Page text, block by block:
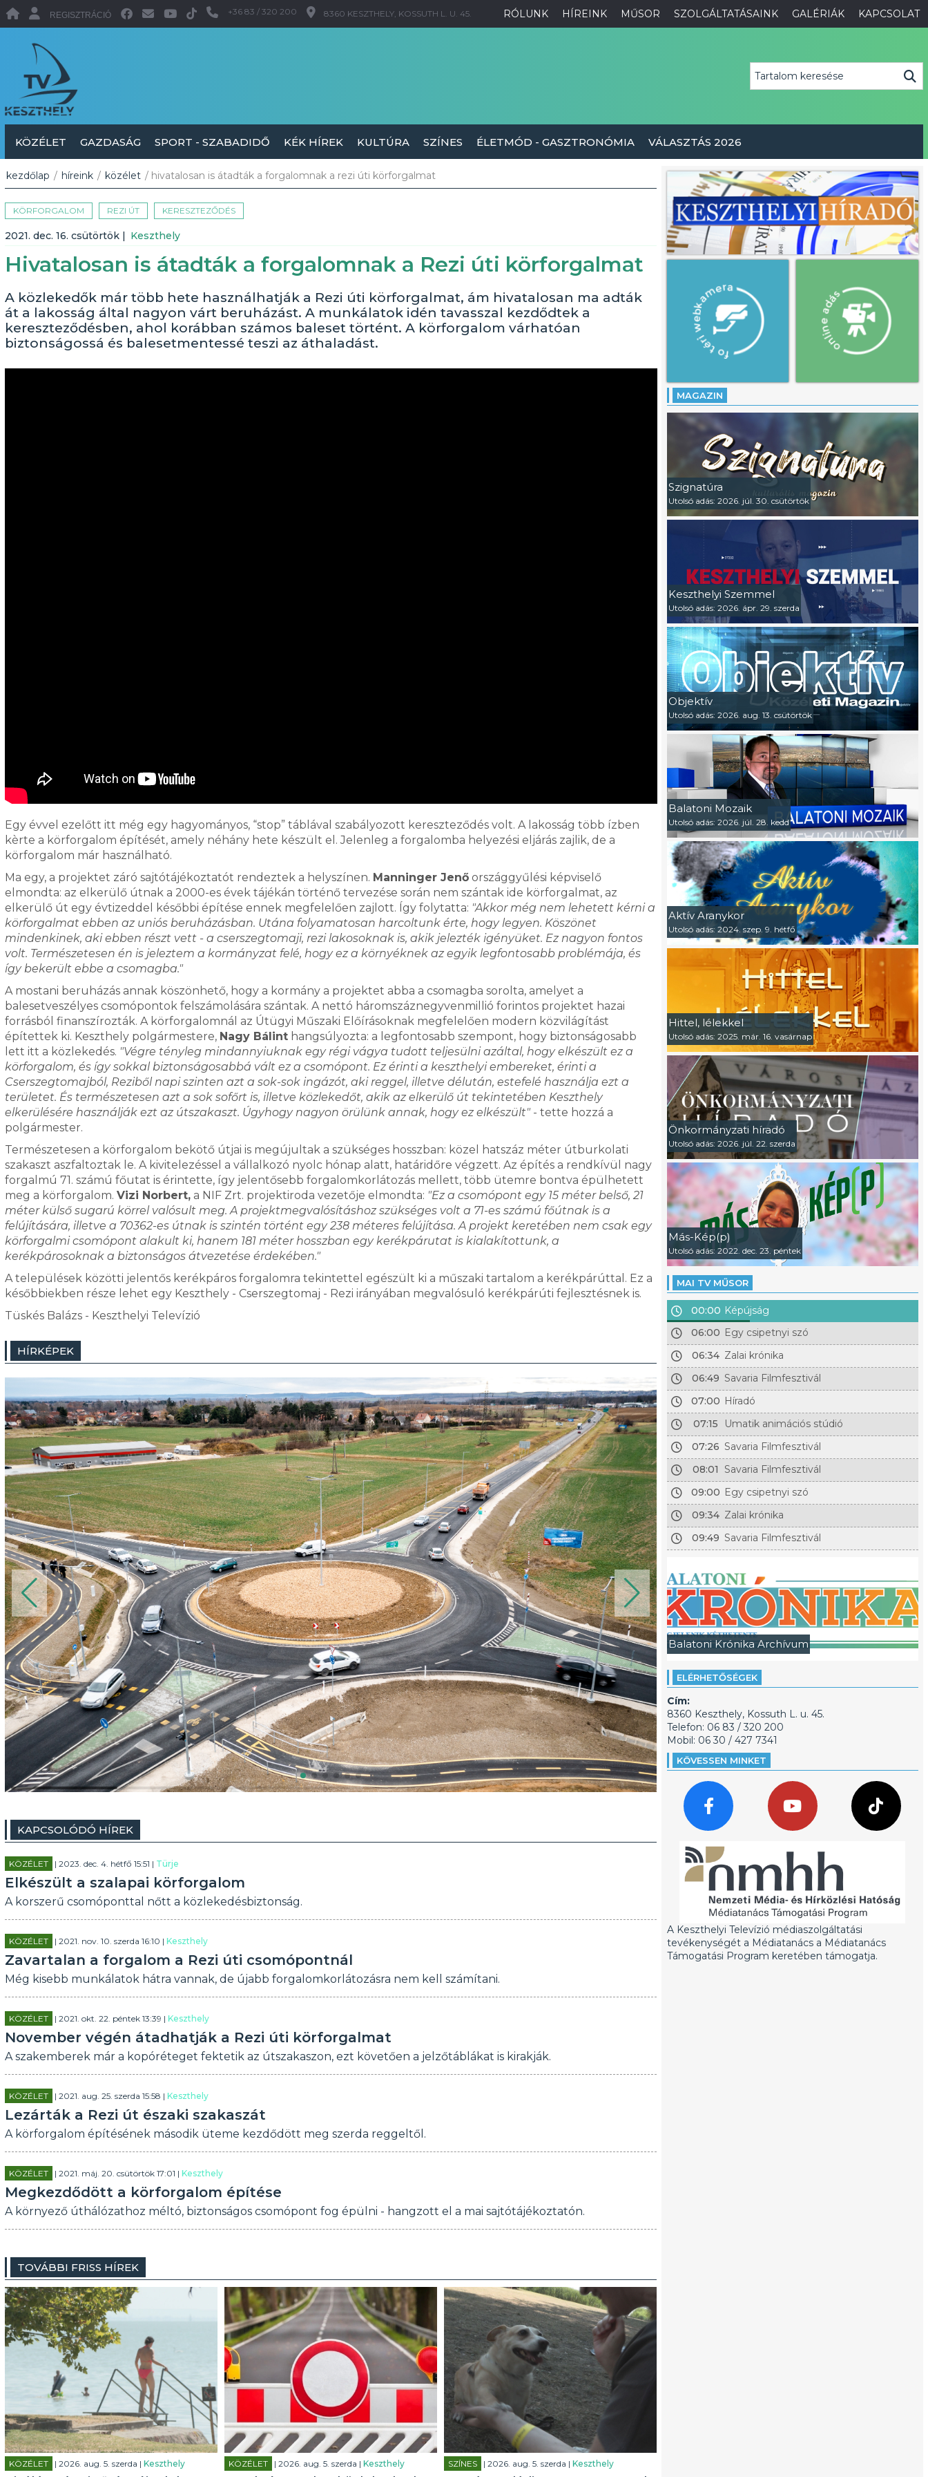
RÓLUNK HÍREINK MŰSOR SZOLGÁLTATÁSAINK GALÉRIÁK KAPCSOLAT
REGISZTRÁCIÓ +36 83 / 320 200 8360 KESZTHELY, KOSSUTH L. U. 45.
KÖZÉLET GAZDASÁG SPORT - SZABADIDŐ KÉK HÍREK KULTÚRA SZÍNES ÉLETMÓD - GASZTRONÓMIA VÁLASZTÁS 2026
kezdőlap / híreink / közélet / hivatalosan is átadták a forgalomnak a rezi úti körforgalmat
KÖRFORGALOM REZI ÚT KERESZTEZŐDÉS
2021. dec. 16. csütörtök | Keszthely
Hivatalosan is átadták a forgalomnak a Rezi úti körforgalmat
A közlekedők már több hete használhatják a Rezi úti körforgalmat, ám hivatalosan ma adták
át a lakosság által nagyon várt beruházást. A munkálatok idén tavasszal kezdődtek a
kereszteződésben, ahol korábban számos baleset történt. A körforgalom várhatóan
biztonságossá és balesetmentessé teszi az áthaladást.
Egy évvel ezelőtt itt még egy hagyományos, “stop” táblával szabályozott kereszteződés volt. A lakosság több ízben
kèrte a körforgalom építését, amely néhány hete készült el. Jelenleg a forgalomba helyezési eljárás zajlik, de a
körforgalom már használható.
Ma egy, a projektet záró sajtótájékoztatót rendeztek a helyszínen. Manninger Jenőországgyűlési képviselő
elmondta: az elkerülő útnak a 2000-es évek tájékán történő tervezése során nem szántak ide körforgalmat, az
elkerülő út egy évtizeddel későbbi építése ennek megfelelően zajlott. Így folytatta: "Akkor még nem lehetett kérni a
körforgalmat ebben az uniós beruházásban. Utána folyamatosan harcoltunk érte, hogy legyen. Köszönet
mindenkinek, aki ebben részt vett - a cserszegtomaji, rezi lakosoknak is, akik jelezték igényüket. Ez nagyon fontos
volt. Természetesen én is jeleztem a kormányzat felé, hogy ez a környéknek az egyik legfontosabb problémája, és
így bekerült ebbe a csomagba."
A mostani beruházás annak köszönhető, hogy a kormány a projektet abba a csomagba sorolta, amelyet a
balesetveszélyes csomópontok felszámolására szántak. A nettó háromszáznegyvenmillió forintos projektet hazai
forrásból finanszírozták. A körforgalomnál az Útügyi Műszaki Előírásoknak megfelelően modern közvilágítást
építettek ki. Keszthely polgármestere, Nagy Bálinthangsúlyozta: a legfontosabb szempont, hogy biztonságosabb
lett itt a közlekedés. "Végre tényleg mindannyiuknak egy régi vágya tudott teljesülni azáltal, hogy elkészült ez a
körforgalom, és így sokkal biztonságosabbá vált ez a csomópont. Ez érinti a keszthelyi embereket, érinti a
Cserszegtomajból, Reziből napi szinten azt a sok-sok ingázót, aki reggel, illetve délután, estefelé használja ezt a
területet. És természetesen azt a sok sofőrt is, illetve közlekedőt, akik az elkerülő út tekintetében Keszthely
elkerülésére használják ezt az útszakaszt. Úgyhogy nagyon örülünk annak, hogy ez elkészült"- tette hozzá a
polgármester.
Természetesen a körforgalom bekötő útjai is megújultak a szükséges hosszban: közel hatszáz méter útburkolati
szakaszt aszfaltoztak le. A kivitelezéssel a vállalkozó nyolc hónap alatt, határidőre végzett. Az építés a rendkívül nagy
forgalmú 71. számú főutat is érintette, így jelentősebb forgalomkorlátozás mellett, több ütemre bontva épülhetett
meg a körforgalom. Vizi Norbert,a NIF Zrt. projektiroda vezetője elmondta: "Ez a csomópont egy 15 méter belső, 21
méter külső sugarú körrel valósult meg. A projektmegvalósításhoz szükséges volt a 71-es számú főútnak is a
felújítására, illetve a 70362-es útnak is szintén történt egy 238 méteres felújítása. A projekt keretében nem csak egy
körforgalmi csomópont alakult ki, hanem 181 méter hosszban egy kerékpárutat is kialakítottunk, a
kerékpárosoknak a biztonságos átvezetése érdekében."
A települések közötti jelentős kerékpáros forgalomra tekintettel egészült ki a műszaki tartalom a kerékpárúttal. Ez a
későbbiekben része lehet egy Keszthely - Cserszegtomaj - Rezi irányában megvalósuló kerékpárúti fejlesztésnek is.
Tüskés Balázs - Keszthelyi Televízió
HÍRKÉPEK
KAPCSOLÓDÓ HÍREK
KÖZÉLET | 2023. dec. 4. hétfő 15:51 | Türje
Elkészült a szalapai körforgalom
A korszerű csomóponttal nőtt a közlekedésbiztonság.
KÖZÉLET | 2021. nov. 10. szerda 16:10 | Keszthely
Zavartalan a forgalom a Rezi úti csomópontnál
Még kisebb munkálatok hátra vannak, de újabb forgalomkorlátozásra nem kell számítani.
KÖZÉLET | 2021. okt. 22. péntek 13:39 | Keszthely
November végén átadhatják a Rezi úti körforgalmat
A szakemberek már a kopóréteget fektetik az útszakaszon, ezt követően a jelzőtáblákat is kirakják.
KÖZÉLET | 2021. aug. 25. szerda 15:58 | Keszthely
Lezárták a Rezi út északi szakaszát
A körforgalom építésének második üteme kezdődött meg szerda reggeltől.
KÖZÉLET | 2021. máj. 20. csütörtök 17:01 | Keszthely
Megkezdődött a körforgalom építése
A környező úthálózathoz méltó, biztonságos csomópont fog épülni - hangzott el a mai sajtótájékoztatón.
TOVÁBBI FRISS HÍREK
KÖZÉLET | 2026. aug. 5. szerda | Keszthely KÖZÉLET | 2026. aug. 5. szerda | Keszthely SZÍNES | 2026. aug. 5. szerda | Keszthely
MAGAZIN
Szignatúra
Utolsó adás: 2026. júl. 30. csütörtök
Keszthelyi Szemmel
Utolsó adás: 2026. ápr. 29. szerda
Objektív
Utolsó adás: 2026. aug. 13. csütörtök
Balatoni Mozaik
Utolsó adás: 2026. júl. 28. kedd
Aktív Aranykor
Utolsó adás: 2024. szep. 9. hétfő
Hittel, lélekkel
Utolsó adás: 2025. már. 16. vasárnap
Önkormányzati híradó
Utolsó adás: 2026. júl. 22. szerda
Más-Kép(p)
Utolsó adás: 2022. dec. 23. péntek
MAI TV MŰSOR
00:00 Képújság
06:00 Egy csipetnyi szó
06:34 Zalai krónika
06:49 Savaria Filmfesztivál
07:00 Híradó
07:15
Umatik animációs stúdió
07:26 Savaria Filmfesztivál
08:01
Savaria Filmfesztivál
09:00 Egy csipetnyi szó
09:34 Zalai krónika
09:49 Savaria Filmfesztivál
Balatoni Krónika Archívum
ELÉRHETŐSÉGEK
Cím:
8360 Keszthely, Kossuth L. u. 45.
Telefon: 06 83 / 320 200
Mobil: 06 30 / 427 7341
KÖVESSEN MINKET
A Keszthelyi Televízió médiaszolgáltatási
tevékenységét a Médiatanács a Médiatanács
Támogatási Program keretében támogatja.